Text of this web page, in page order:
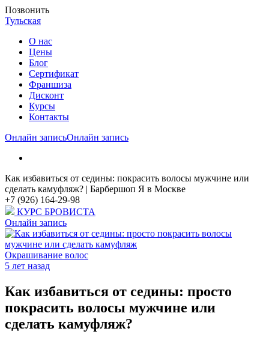
Позвонить
Тульская
О нас
Цены
Блог
Cертификат
Франшиза
Дисконт
Курсы
Контакты
Онлайн записьОнлайн запись
Как избавиться от седины: покрасить волосы мужчине или
сделать камуфляж? | Барбершоп Я в Москве
+7 (926) 164-29-98
КУРС БРОВИСТА
Онлайн запись
Окрашивание волос
5 лет назад
Как избавиться от седины: просто
покрасить волосы мужчине или
сделать камуфляж?